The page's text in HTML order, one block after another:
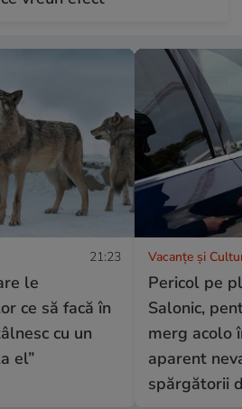
21:23
le
ce să facă în
cu un
el”
Vacanțe și
Pericol pe
Salonic,
merg acolo
aparent
spărgătorii